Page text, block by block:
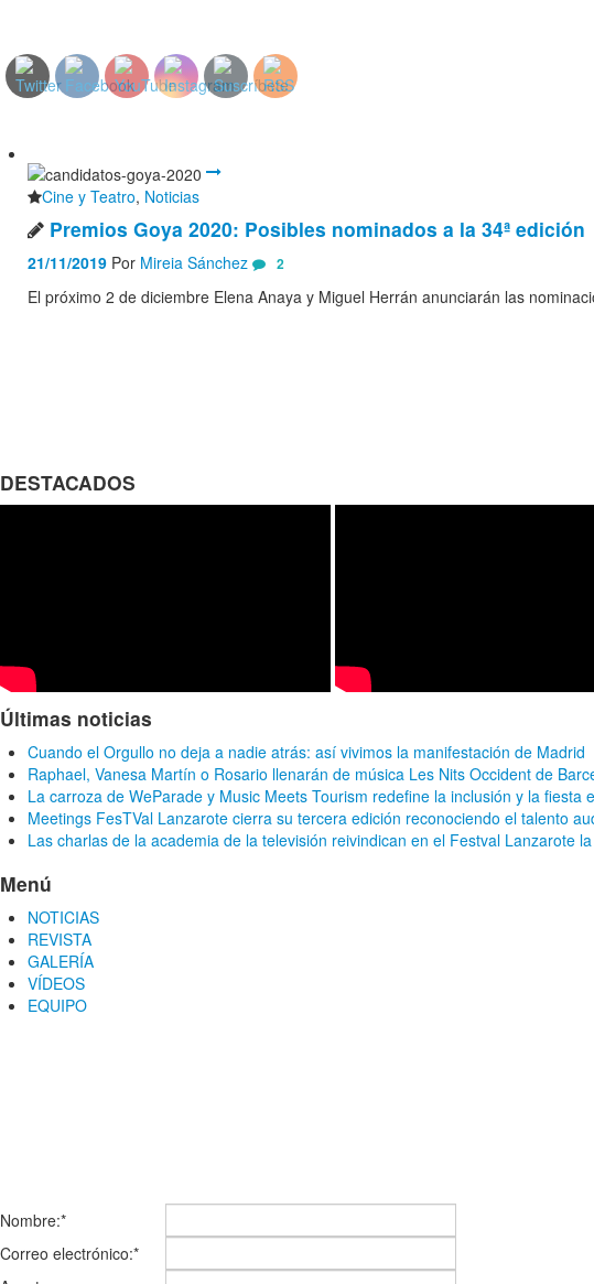
Cine y Teatro, Noticias
Premios Goya 2020: Posibles nominados a la 34ª edición
21/11/2019 Por Mireia Sánchez 2
El próximo 2 de diciembre Elena Anaya y Miguel Herrán anunciarán las
DESTACADOS
Últimas noticias
Cuando el Orgullo no deja a nadie atrás: así vivimos la manifestación de Madrid
Raphael, Vanesa Martín o Rosario llenarán de música Les Nits Occident de
La carroza de WeParade y Music Meets Tourism redefine la inclusión y la fiesta
Meetings FesTVal Lanzarote cierra su tercera edición reconociendo el talento
Las charlas de la academia de la televisión reivindican en el Festval Lanzarote
Menú
NOTICIAS
REVISTA
GALERÍA
VÍDEOS
EQUIPO
Nombre:*
Correo electrónico:*